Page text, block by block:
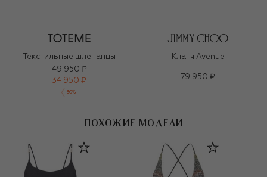
Текстильные шлепанцы
49 950 ₽
34 950 ₽
-30%
Клатч Avenue
79 950 ₽
ПОХОЖИЕ МОДЕЛИ